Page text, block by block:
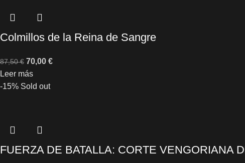
Colmillos de la Reina de Sangre
87,50€ 70,00 €
Leer más
-15% Sold out
FUERZA DE BATALLA: CORTE VENGORIANA